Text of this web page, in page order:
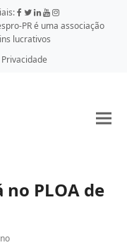
PR é uma associação
lucrativos
PLOA de